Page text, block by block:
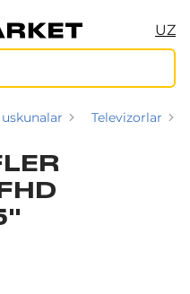
UZ
Televizorlar